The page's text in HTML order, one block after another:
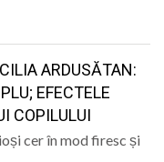
ARDUSĂTAN:
EFECTELE
COPILULUI
cer în mod firesc și